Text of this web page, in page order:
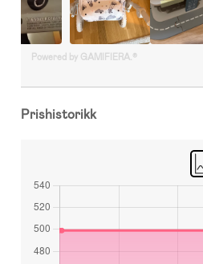
Powered by GAMIFIERA.®
Prishistorikk